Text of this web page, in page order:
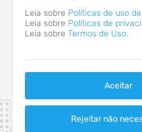
Leia sobre Políticas de uso
Leia sobre Políticas de
Leia sobre Termos de Uso.
Aceitar
Rejeitar não
CAMARA